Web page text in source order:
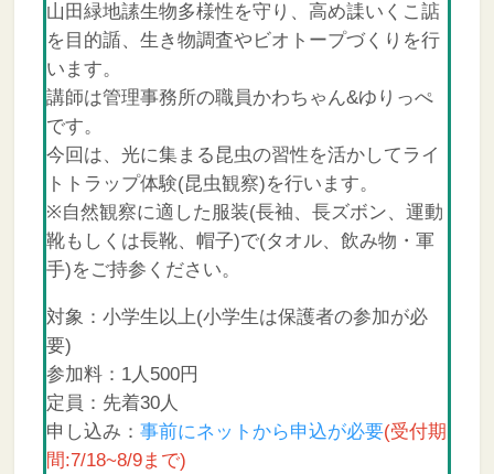
山田緑地䛾生物多様性を守り、高め䛶いくこ䛸
を目的䛻、生き物調査やビオトープづくりを行
います。
講師は管理事務所の職員かわちゃん&ゆりっぺ
です。
今回は、光に集まる昆虫の習性を活かしてライ
トトラップ体験(昆虫観察)を行います。
※自然観察に適した服装(長袖、長ズボン、運動
靴もしくは長靴、帽子)で(タオル、飲み物・軍
手)をご持参ください。
対象：小学生以上(小学生は保護者の参加が必
要)
参加料：1人500円
定員：先着30人
申し込み： 事前にネットから申込が必要(受付期
間:7/18~8/9まで)